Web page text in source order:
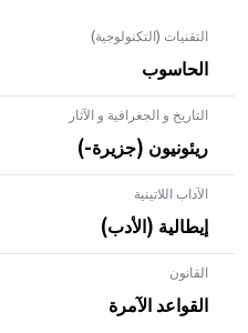
التقنيات (التكنولوجية)
الحاسوب
التاريخ و الجغرافية و الآثار
ريئونيون (جزيرة-)
الآداب اللاتينية
إيطالية (الأدب)
القانون
القواعد الآمرة
- هل تعلم أن الأبلق نوع من
بالعمارة الإسلامية في
المعمار على بناء مداميكه